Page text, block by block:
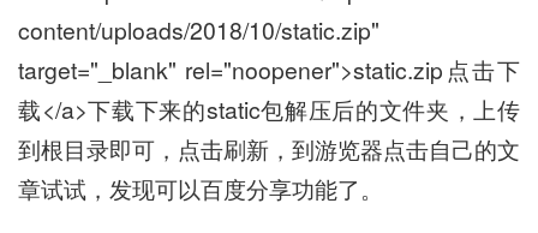
content/uploads/2018/10/static.zip"
target="_blank" rel="noopener">static.zip点击下
载</a>下载下来的static包解压后的文件夹，上传
到根目录即可，点击刷新，到游览器点击自己的文
章试试，发现可以百度分享功能了。